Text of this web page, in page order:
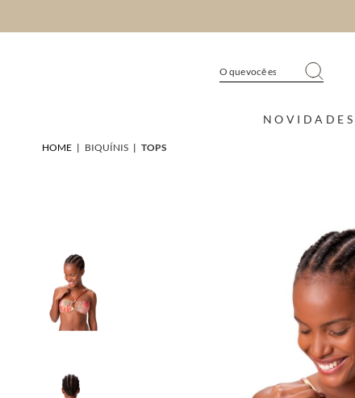
NOVIDADES
HOME | BIQUÍNIS | TOPS